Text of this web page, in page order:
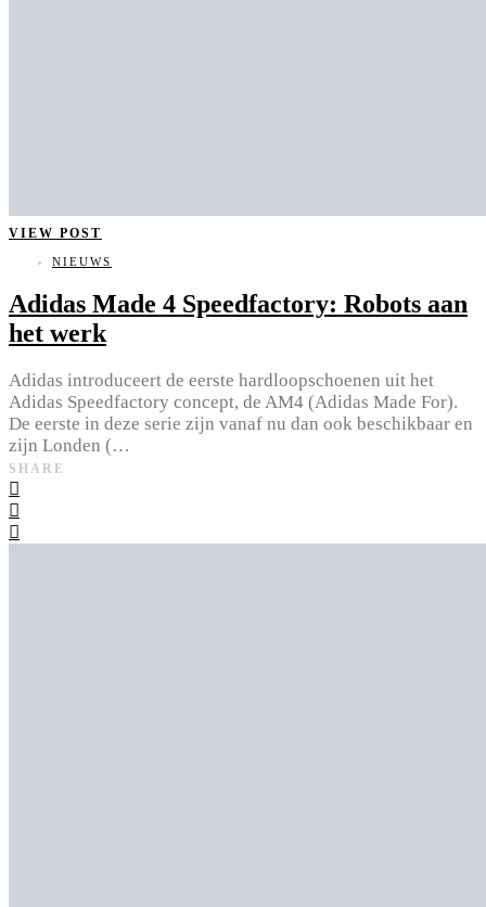
VIEW POST
NIEUWS
Adidas Made 4 Speedfactory: Robots aan
het werk
Adidas introduceert de eerste hardloopschoenen uit het
Adidas Speedfactory concept, de AM4 (Adidas Made For).
De eerste in deze serie zijn vanaf nu dan ook beschikbaar en
zijn Londen (…
SHARE